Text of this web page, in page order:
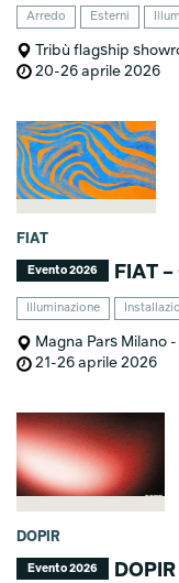
Arredo Esterni
Tribù flagship
20-26 aprile 2026
FIAT
Evento 2026 FIAT
Illuminazione
Magna Pars Milano
21-26 aprile 2026
DOPIR
Evento 2026